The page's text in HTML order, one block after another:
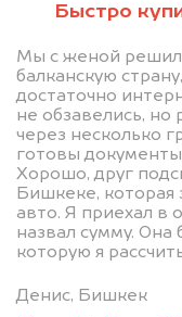
Быстро
Мы с женой
балканскую
достаточно
не обзавелись, но
через несколько
готовы
Хорошо, друг
Бишкеке, которая
авто. Я приехал в
назвал сумму.
которую я
Денис, Бишкек
Сравни это